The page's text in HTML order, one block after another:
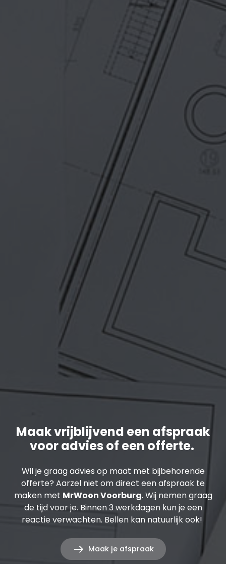
Maak vrijblijvend een afspraak
voor advies of een offerte.
Wil je graag advies op maat met bijbehorende
offerte? Aarzel niet om direct een afspraak te
maken met MrWoon Voorburg. Wij nemen graag
de tijd voor je. Binnen 3 werkdagen kun je een
reactie verwachten. Bellen kan natuurlijk ook!
Maak je afspraak